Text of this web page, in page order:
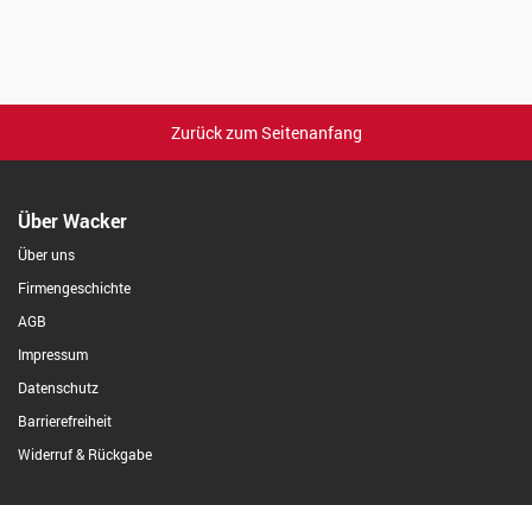
Zurück zum Seitenanfang
Über Wacker
Über uns
Firmengeschichte
AGB
Impressum
Datenschutz
Barrierefreiheit
Widerruf & Rückgabe